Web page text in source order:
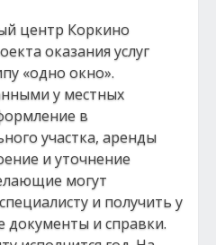
центр Коркино
оказания услуг
«одно окно».
у местных
в
участка, аренды
и уточнение
могут
и получить у
документы и справки.